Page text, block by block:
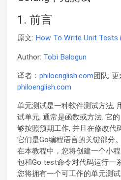
1. 前言
原文: How To Write Unit Tests
Author: Tobi Balogun
译者： philoenglish.com团队;
philoenglish.com
单元测试是一种软件测试方法,
试单元, 通常是函数或方法. 它
够按照预期工作, 并且在修改代
它们是Go编程语言的关键部分。
在本教程中，您将创建一个小
包和Go test命令对代码运行一
您将拥有一个可工作的单元测